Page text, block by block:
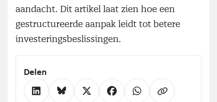
aandacht. Dit artikel laat zien hoe een
gestructureerde aanpak leidt tot betere
investeringsbeslissingen.
Delen